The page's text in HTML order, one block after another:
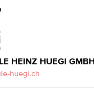
HEINZ HUEGI GMBH
huegi.ch